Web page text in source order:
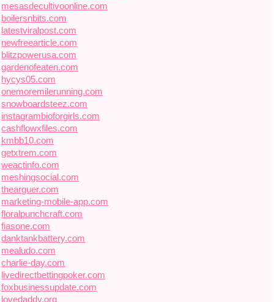
mesasdecultivoonline.com
boilersnbits.com
latestviralpost.com
newfreearticle.com
blitzpowerusa.com
gardenofeaten.com
hycys05.com
onemoremilerunning.com
snowboardsteez.com
instagrambioforgirls.com
cashflowxfiles.com
kmbb10.com
getxtrem.com
weactinfo.com
meshingsocial.com
thearguer.com
marketing-mobile-app.com
floralpunchcraft.com
fiasone.com
danktankbattery.com
mealudo.com
charlie-day.com
livedirectbettingpoker.com
foxbusinessupdate.com
lovedaddy.org